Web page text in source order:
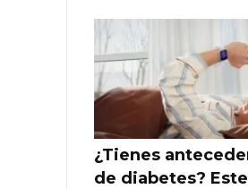
¿Tienes
de diabetes? Este